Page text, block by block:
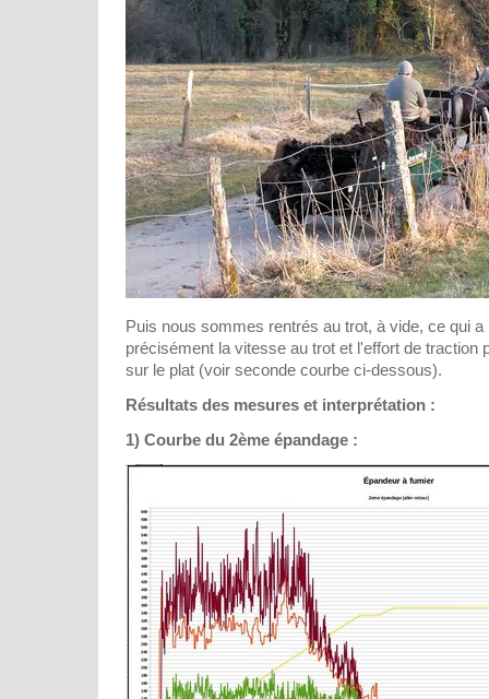
Puis nous sommes rentrés au trot, à vide, ce qui
précisément la vitesse au trot et l'effort de traction
sur le plat (voir seconde courbe ci-dessous).
Résultats des mesures et interprétation :
1) Courbe du 2ème épandage :